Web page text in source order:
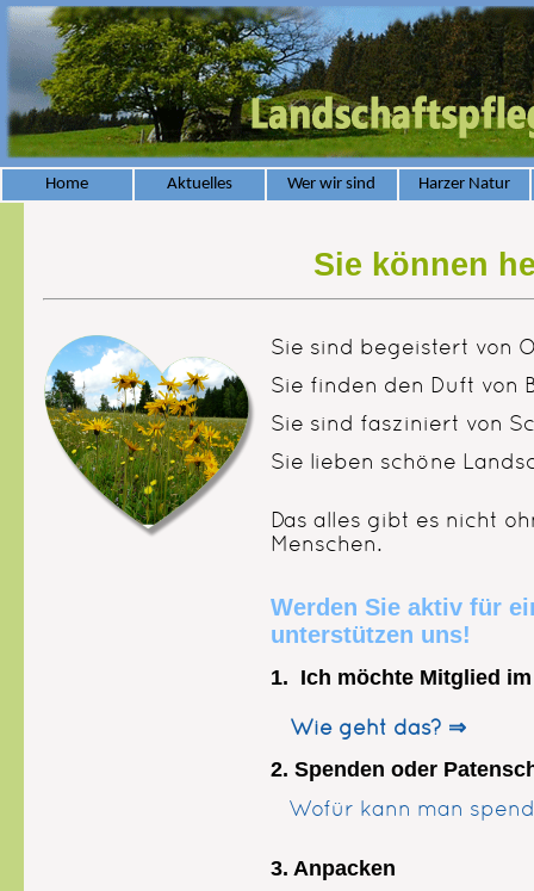
Home Aktuelles Wer wir sind Harzer Natur
Sie können
Sie sind begeistert von
Sie finden den Duft von
Sie sind fasziniert von
Sie lieben schöne
Das alles gibt es nicht
Menschen.
Werden Sie aktiv für
unterstützen uns!
1. Ich möchte Mitglied im
Wie geht das? ⇒
2. Spenden oder
Wofür kann man
3. Anpacken